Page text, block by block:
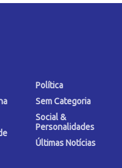
Política
Sem Categoria
Social &
Personalidades
Últimas Notícias